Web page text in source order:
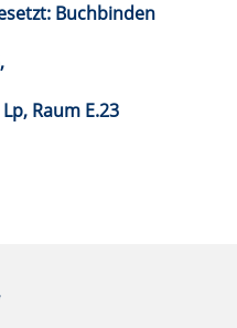
Buchbinden
Raum E.23